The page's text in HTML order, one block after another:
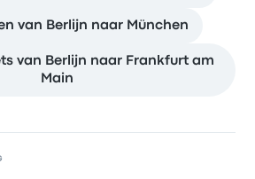
van Berlijn naar München
van Berlijn naar Frankfurt am
Main